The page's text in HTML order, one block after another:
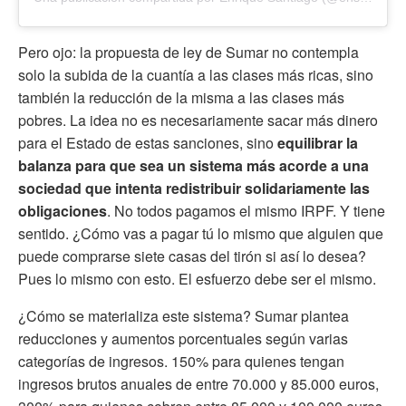
Pero ojo: la propuesta de ley de Sumar no contempla
solo la subida de la cuantía a las clases más ricas, sino
también la reducción de la misma a las clases más
pobres. La idea no es necesariamente sacar más dinero
para el Estado de estas sanciones, sinoequilibrar la
balanza para que sea un sistema más acorde a una
sociedad que intenta redistribuir solidariamente las
obligaciones. No todos pagamos el mismo IRPF. Y tiene
sentido. ¿Cómo vas a pagar tú lo mismo que alguien que
puede comprarse siete casas del tirón si así lo desea?
Pues lo mismo con esto. El esfuerzo debe ser el mismo.
¿Cómo se materializa este sistema? Sumar plantea
reducciones y aumentos porcentuales según varias
categorías de ingresos. 150% para quienes tengan
ingresos brutos anuales de entre 70.000 y 85.000 euros,